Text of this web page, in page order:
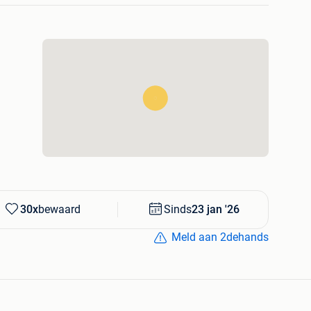
ramen:
30xbewaard Sinds23 jan '26
Meld aan 2dehands